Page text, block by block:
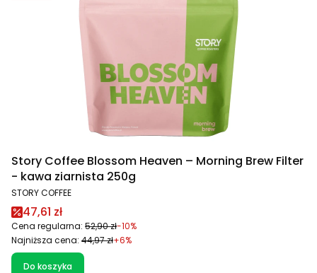
Story Coffee Blossom Heaven – Morning Brew Filter
- kawa ziarnista 250g
PRODUCENT
STORY COFFEE
Cena promocyjna
47,61 zł
Cena regularna: 52,90 zł-10%
Najniższa cena: 44,97 zł+6%
Do koszyka